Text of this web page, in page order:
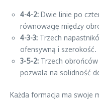
4-4-2: Dwie linie po
równowagę między
4-3-3: Trzech
ofensywną i szerokość.
3-5-2: Trzech
pozwala na solidność
Każda formacja ma swoje